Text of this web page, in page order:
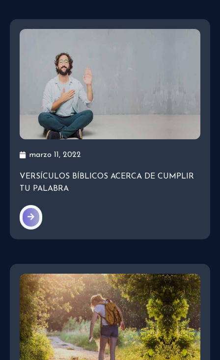
marzo 11, 2022
VERSÍCULOS BÍBLICOS ACERCA DE CUMPLIR
TU PALABRA